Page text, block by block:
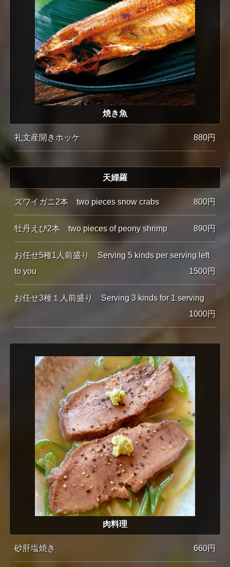
焼き魚
礼文産開きホッケ 880円
天婦羅
ズワイガニ2本 two pieces snow crabs 800円
牡丹えび2本 two pieces of peony shrimp 890円
お任せ5種1人前盛り Serving 5 kinds per serving left
to you
1500円
お任せ3種１人前盛り Serving 3 kinds for 1 serving
1000円
肉料理
砂肝塩焼き 660円